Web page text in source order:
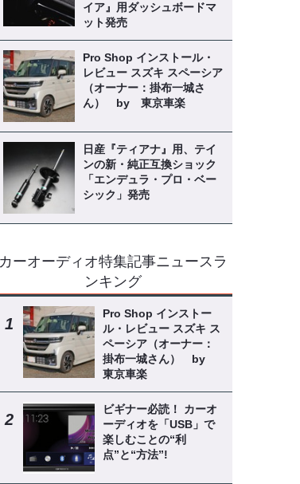
イア』用ダッシュボードマ
ット発売
Pro Shop インストール・
レビュー スズキ スペーシア
（オーナー：掛布一城さ
ん） by 東京車楽
日産『ティアナ』用、テイ
ンの新・純正互換ショック
「エンデュラ・プロ・ベー
シック」発売
カーオーディオ特集記事ニュースラ
ンキング
Pro Shop インストー
ル・レビュー スズキ ス
ペーシア（オーナー：
掛布一城さん） by
東京車楽
ビギナー必読！ カーオ
ーディオを「USB」で
楽しむことの“利
点”と“方法”!